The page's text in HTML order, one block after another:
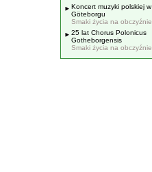
Koncert muzyki polskiej w
Göteborgu
Smaki życia na obczyźnie
25 lat Chorus Polonicus
Gotheborgensis
Smaki życia na obczyźnie